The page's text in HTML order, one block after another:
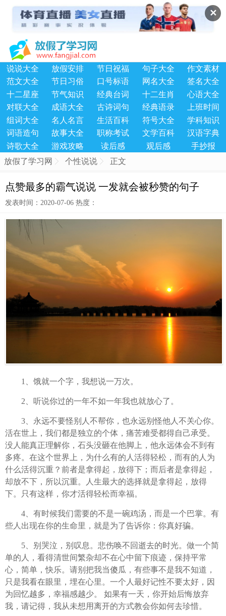
✕
说说大全 放假安排 节日祝福 句子大全
作文素材
范文大全
节日习俗 口号标语 网名大全
签名大全
十二星座
节气知识 经典台词 十二生肖
心语大全
对联大全
成语大全 古诗词句 经典语录
上班时间
组词大全
名人名言 生活百科 符号大全
学科知识
词语造句
故事大全 职称考试 文学百科
汉语字典
诗歌大全
游戏攻略 读后感 观后感
手抄报
放假了学习网
个性说说 正文
点赞最多的霸气说说 一发就会被秒赞的句子
发表时间：2020-07-06 热度：
1、饿就一个字，我想说一万次。
2、听说你过的一年不如一年我也就放心了。
3、永远不要怪别人不帮你，也永远别怪他人不关心你。
活在世上，我们都是独立的个体，痛苦难受都得自己承受。
没人能真正理解你，石头没砸在他脚上，他永远体会不到有
多疼。在这个世界上，为什么有的人活得轻松，而有的人为
什么活得沉重？前者是拿得起，放得下；而后者是拿得起，
却放不下，所以沉重。人生最大的选择就是拿得起，放得
下。只有这样，你才活得轻松而幸福。
4、有时候我们需要的不是一碗鸡汤，而是一个巴掌。有
些人出现在你的生命里，就是为了告诉你：你真好骗。
5、别哭泣，别叹息。悲伤唤不回逝去的时光。做一个简
单的人，看得清世间繁杂却不在心中留下痕迹，保持平常
心，简单，快乐。请别把我当傻瓜，有些事不是我不知道，
只是我看在眼里，埋在心里。一个人最好记性不要太好，因
为回忆越多，幸福感越少。 如果有一天，你开始后悔放弃
我，请记得，我从未想用离开的方式教会你如何去珍惜。